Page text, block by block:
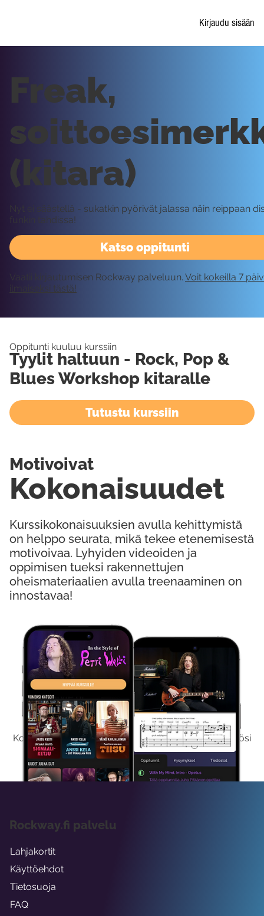
Kirjaudu sisään
Kokeile Ilmaiseksi
Kokeilemalla ilmaiseksi saat koko sisältömme käyttöösi
viikon ajaksi.
Katso oppitunti
Freak,
(kitara)
Nyt ei säästellä - sukatkin pyörivät jalassa näin reippaan
funkin tahdissa!
Vaatii kirjautumisen Rockway palveluun. Voit kokeilla 7
ilmaiseksi tästä!
Oppitunti kuuluu kurssiin
Tyylit haltuun - Rock, Pop &
Blues Workshop kitaralle
Tutustu kurssiin
Kurssikokonaisuuksien avulla kehittymistä
on helppo seurata, mikä tekee etenemisestä
motivoivaa. Lyhyiden videoiden ja
oppimisen tueksi rakennettujen
oheismateriaalien avulla treenaaminen on
innostavaa!
Kokonaisuudet
Motivoivat
Rockway.fi palvelu
Lahjakortit
Käyttöehdot
Tietosuoja
FAQ